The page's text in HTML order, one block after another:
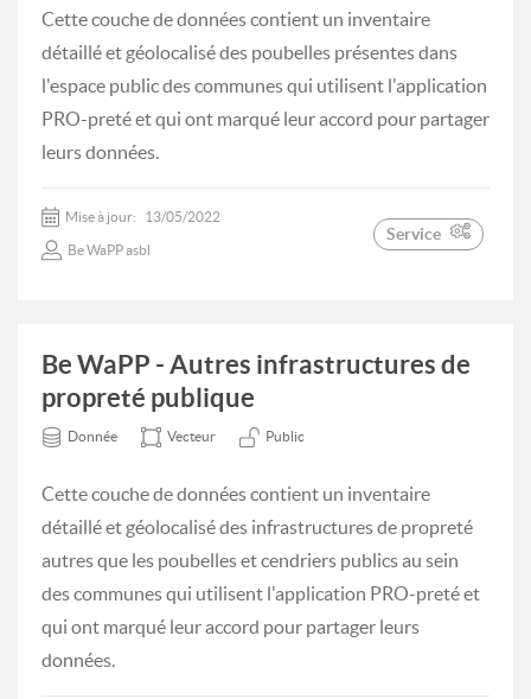
Cette couche de données contient un inventaire
détaillé et géolocalisé des poubelles présentes dans
l'espace public des communes qui utilisent l'application
PRO-preté et qui ont marqué leur accord pour partager
leurs données.
Mise à jour: 13/05/2022
Be WaPP asbl
Service
Be WaPP - Autres infrastructures de
propreté publique
Donnée Vecteur Public
Cette couche de données contient un inventaire
détaillé et géolocalisé des infrastructures de propreté
autres que les poubelles et cendriers publics au sein
des communes qui utilisent l'application PRO-preté et
qui ont marqué leur accord pour partager leurs
données.